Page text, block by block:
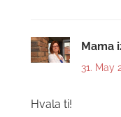
Mama
31. May
Hvala ti!